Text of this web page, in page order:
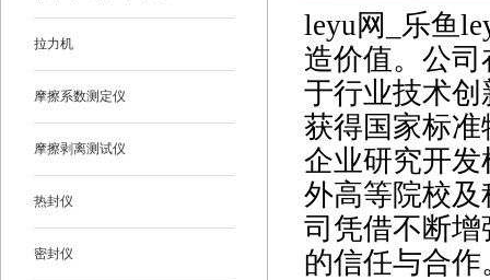
拉力机
摩擦系数测定仪
摩擦剥离测试仪
热封仪
密封仪
leyu网_乐鱼
造价值。公
于行业技术创
获得国家标
企业研究开
外高等院校
司凭借不断
的信任与合作